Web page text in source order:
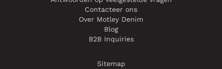
Contacteer ons
Over Motley Denim
Blog
B2B Inquiries
Sitemap